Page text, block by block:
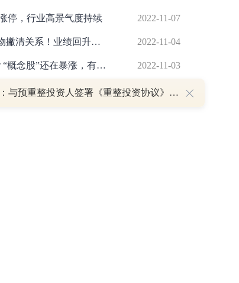
停，行业高景气度持续 2022-11-07
和讯SGI公司|供销社概念火爆，雪榕生物撇清关系！业绩回升、亏损扭转，盈利能力仍不稳定 2022-11-04
一年销售超6万亿，供销社究竟卖的啥？“概念股”还在暴涨，有的已连续4天涨停 2022-11-03
连续4涨停！这个概念，多股涨嗨了！沪指盘中失守3000点，港股也回调，疫苗巨头跌超30%，啥情况？ 2022-11-03
*ST发展：与预重整投资人签署《重整投资协议》 股票复牌